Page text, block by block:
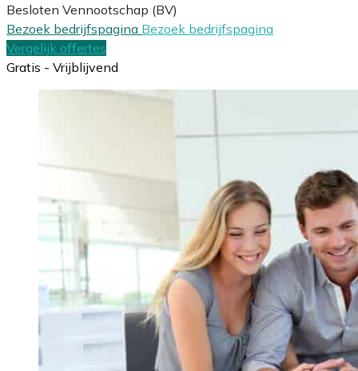
Besloten Vennootschap (BV)
Bezoek bedrijfspagina Bezoek bedrijfspagina
Vergelijk offertes
Gratis - Vrijblijvend